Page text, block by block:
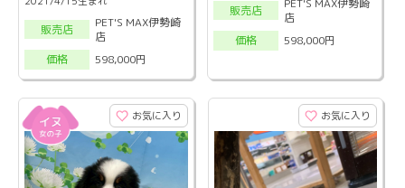
販売店
PET'S MAX伊勢崎
店
価格
598,000円
販売店
店
価格
598,000円
お気に入り お気に入り